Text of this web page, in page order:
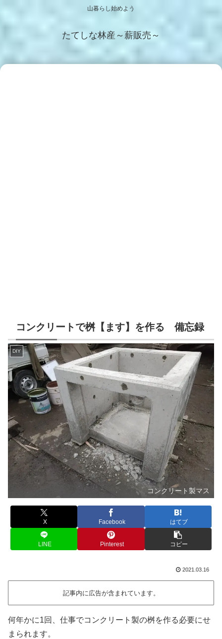
山暮らし始めよう
たてしな林産～薪販売～
コンクリートで桝【ます】を作る 備忘録
DIY
コンクリート製マス
X Facebook はてブ
LINE Pinterest コピー
2021.03.16
記事内に広告が含まれています。
何年かに1回、仕事でコンクリート製の桝を作る必要にせ
まられます。